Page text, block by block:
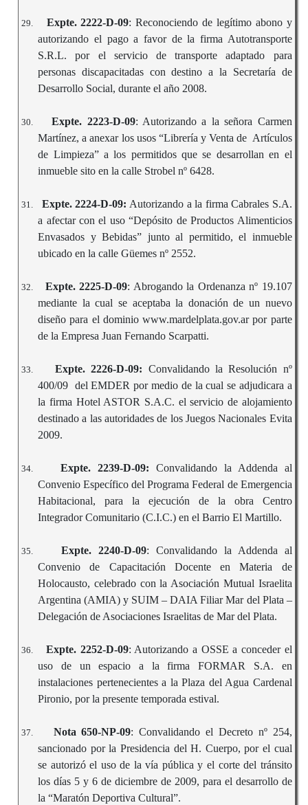
29. Expte. 2222-D-09: Reconociendo de legítimo abono y
autorizando el pago a favor de la firma Autotransporte
S.R.L. por el servicio de transporte adaptado para
personas discapacitadas con destino a la Secretaría de
Desarrollo Social, durante el año 2008.
30. Expte. 2223-D-09: Autorizando a la señora Carmen
Martínez, a anexar los usos “Librería y Venta de Artículos
de Limpieza” a los permitidos que se desarrollan en el
inmueble sito en la calle Strobel nº 6428.
31. Expte. 2224-D-09: Autorizando a la firma Cabrales S.A.
a afectar con el uso “Depósito de Productos Alimenticios
Envasados y Bebidas” junto al permitido, el inmueble
ubicado en la calle Güemes nº 2552.
32. Expte. 2225-D-09: Abrogando la Ordenanza nº 19.107
mediante la cual se aceptaba la donación de un nuevo
diseño para el dominio www.mardelplata.gov.ar por parte
de la Empresa Juan Fernando Scarpatti.
33. Expte. 2226-D-09: Convalidando la Resolución nº
400/09 del EMDER por medio de la cual se adjudicara a
la firma Hotel ASTOR S.A.C. el servicio de alojamiento
destinado a las autoridades de los Juegos Nacionales Evita
2009.
34. Expte. 2239-D-09: Convalidando la Addenda al
Convenio Específico del Programa Federal de Emergencia
Habitacional, para la ejecución de la obra Centro
Integrador Comunitario (C.I.C.) en el Barrio El Martillo.
35. Expte. 2240-D-09: Convalidando la Addenda al
Convenio de Capacitación Docente en Materia de
Holocausto, celebrado con la Asociación Mutual Israelita
Argentina (AMIA) y SUIM – DAIA Filiar Mar del Plata –
Delegación de Asociaciones Israelitas de Mar del Plata.
36. Expte. 2252-D-09: Autorizando a OSSE a conceder el
uso de un espacio a la firma FORMAR S.A. en
instalaciones pertenecientes a la Plaza del Agua Cardenal
Pironio, por la presente temporada estival.
37. Nota 650-NP-09: Convalidando el Decreto nº 254,
sancionado por la Presidencia del H. Cuerpo, por el cual
se autorizó el uso de la vía pública y el corte del tránsito
los días 5 y 6 de diciembre de 2009, para el desarrollo de
la “Maratón Deportiva Cultural”.